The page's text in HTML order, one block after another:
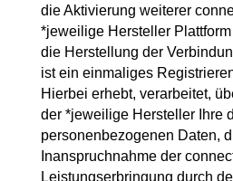
die Aktivierung weiterer
*jeweilige Hersteller
die Herstellung der
ist ein einmaliges
Hierbei erhebt, verarbeitet,
der *jeweilige Hersteller Ihre
personenbezogenen Daten,
Inanspruchnahme der
Leistungserbringung durch